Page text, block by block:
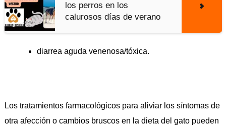
los perros en los
calurosos días de verano
diarrea aguda venenosa/tóxica.
Los tratamientos farmacológicos para aliviar los síntomas de
otra afección o cambios bruscos en la dieta del gato pueden